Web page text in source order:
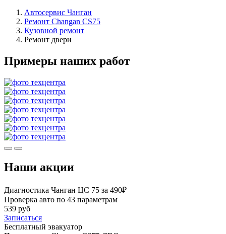
Автосервис Чанган
Ремонт Changan CS75
Кузовной ремонт
Ремонт двери
Примеры наших работ
Наши акции
Диагностика Чанган ЦС 75 за 490₽
Проверка авто по 43 параметрам
539 руб
Записаться
Бесплатный эвакуатор